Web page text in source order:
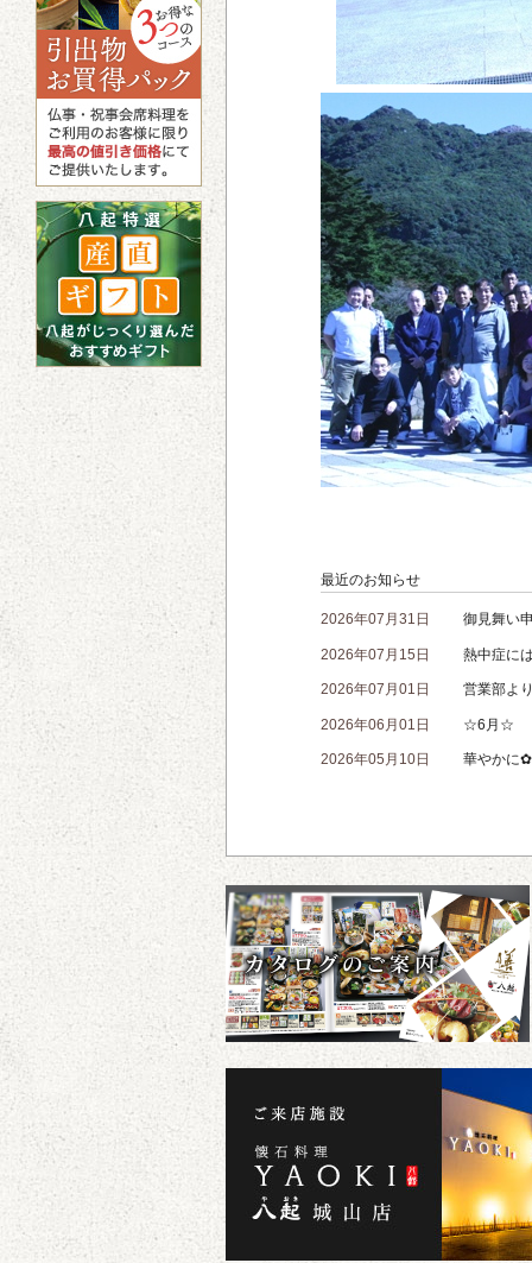
最近のお知らせ
2026年07月31日 御見舞い
2026年07月15日 熱中症に
2026年07月01日 営業部よ
2026年06月01日 ☆6月☆
2026年05月10日 華やかに✿